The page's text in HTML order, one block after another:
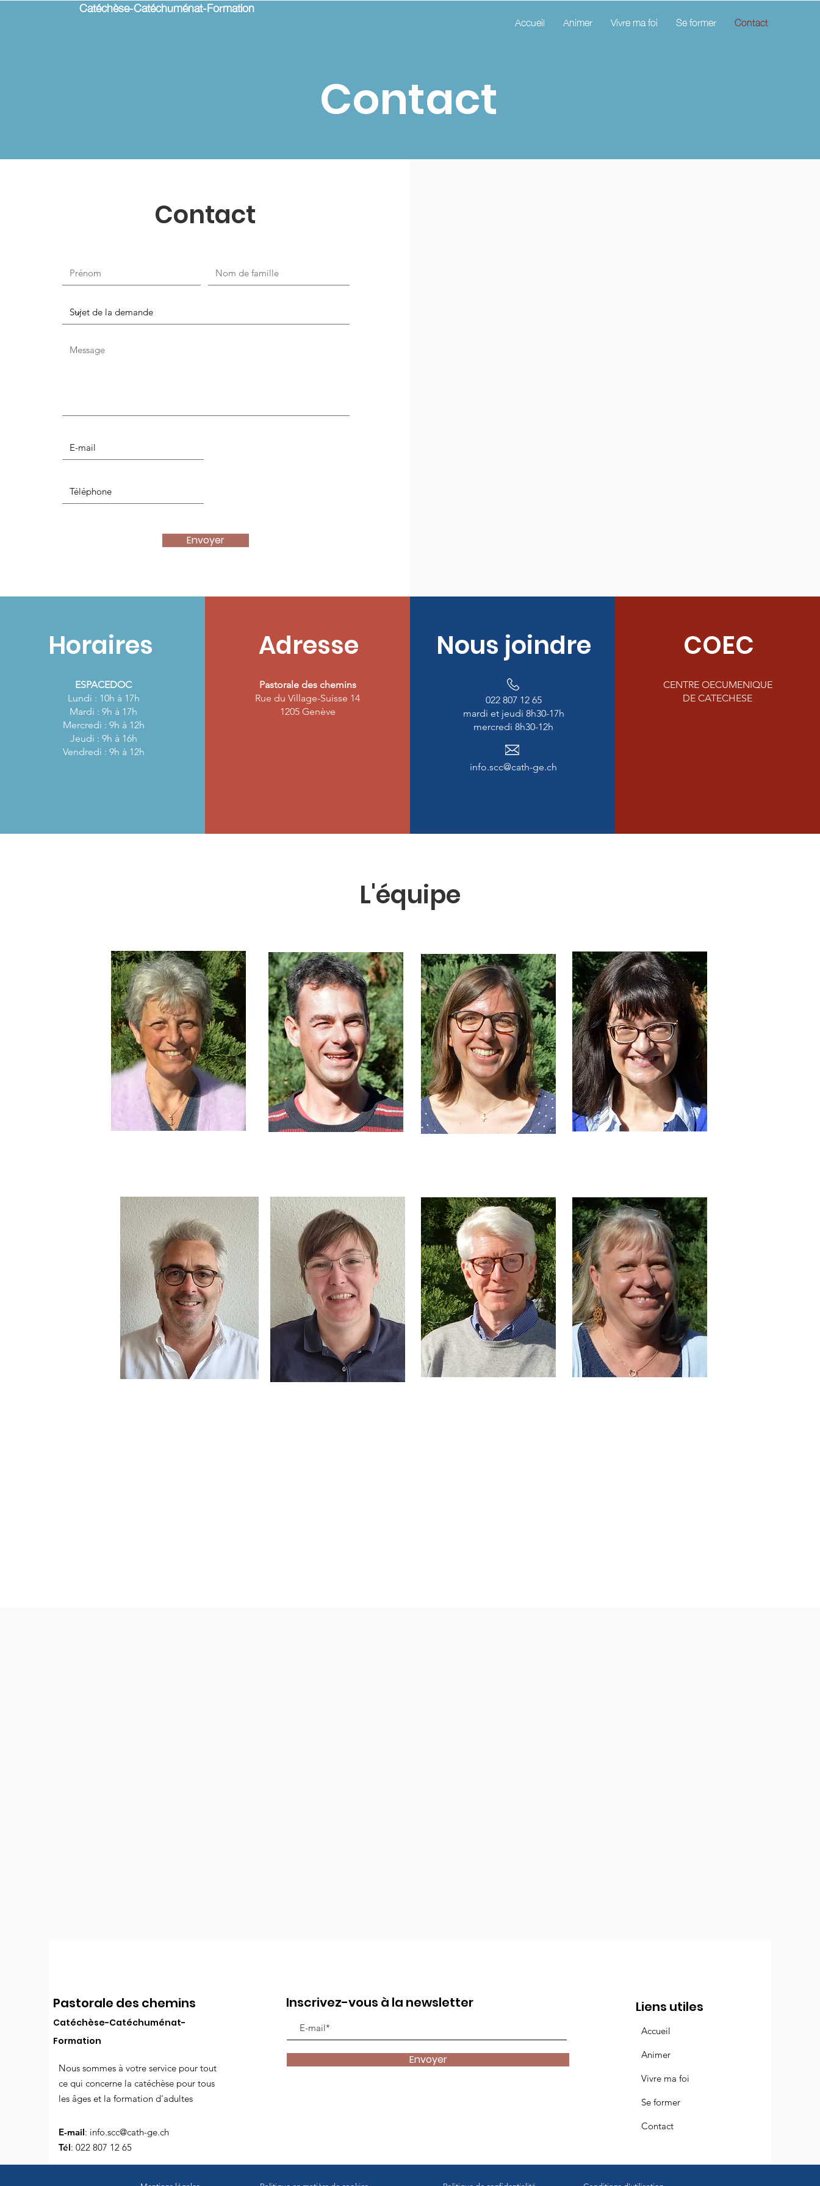
Catéchèse-Catéchuménat-Formation
Accueil Animer Vivre ma foi Se former Contact
Contact
Contact
Envoyer
Horaires
ESPACEDOC
Lundi : 10h à 17h
Mardi : 9h à 17h
Mercredi : 9h à 12h
Jeudi : 9h à 16h
Vendredi : 9h à 12h
Adresse
Pastorale des chemins
Rue du Village-Suisse 14
1205 Genève
Nous joindre
022 807 12 65​
mardi et jeudi 8h30-17h
mercredi 8h30-12h
info.scc@cath-ge.ch
COEC
CENTRE OECUMENIQUE
DE CATECHESE
L'équipe
Pastorale des chemins
Catéchèse-Catéchuménat-
Formation
Nous sommes à votre service pour tout
ce qui concerne la catéchèse pour tous
les âges et la formation d'adultes
E-mail: info.scc@cath-ge.ch
Tél: 022 807 12 65
Liens utiles
Accueil
Animer
Vivre ma foi
Se former
Contact
Inscrivez-vous à la newsletter
Envoyer